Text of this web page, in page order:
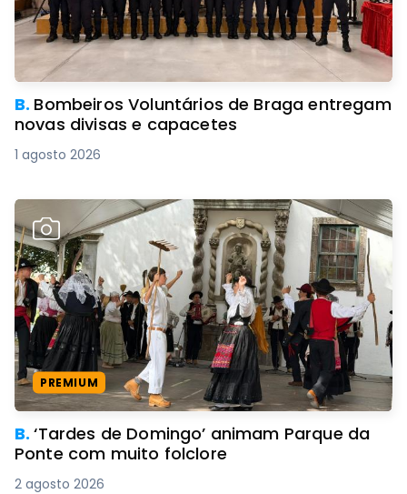
B. Bombeiros Voluntários de Braga entregam
novas divisas e capacetes
1 agosto 2026
PREMIUM
B.‘Tardes de Domingo’ animam Parque da
Ponte com muito folclore
2 agosto 2026